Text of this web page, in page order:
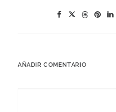
AÑADIR COMENTARIO